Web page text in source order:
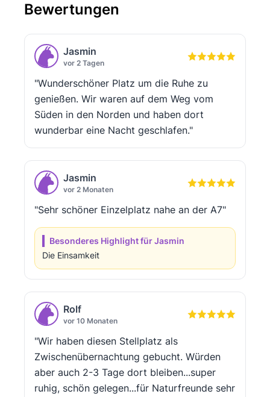
Bewertungen
Jasmin
vor 2 Tagen
"Wunderschöner Platz um die Ruhe zu
genießen. Wir waren auf dem Weg vom
Süden in den Norden und haben dort
wunderbar eine Nacht geschlafen."
Jasmin
vor 2 Monaten
"Sehr schöner Einzelplatz nahe an der A7"
Besonderes Highlight für Jasmin
Die Einsamkeit
Rolf
vor 10 Monaten
"Wir haben diesen Stellplatz als
Zwischenübernachtung gebucht. Würden
aber auch 2-3 Tage dort bleiben...super
ruhig, schön gelegen...für Naturfreunde sehr